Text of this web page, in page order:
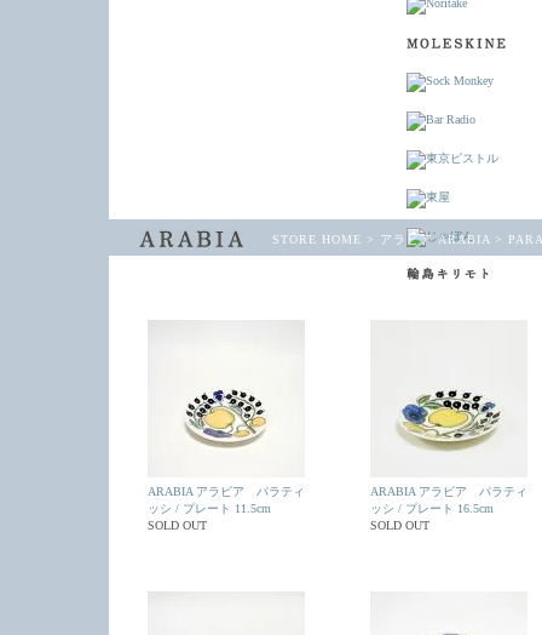
STORE HOME > アラビア ARABIA >
ARABIA アラビア パラティ
ッシ / プレート 11.5cm
SOLD OUT
ARABIA アラビア パラティ
ッシ / プレート 16.5cm
SOLD OUT